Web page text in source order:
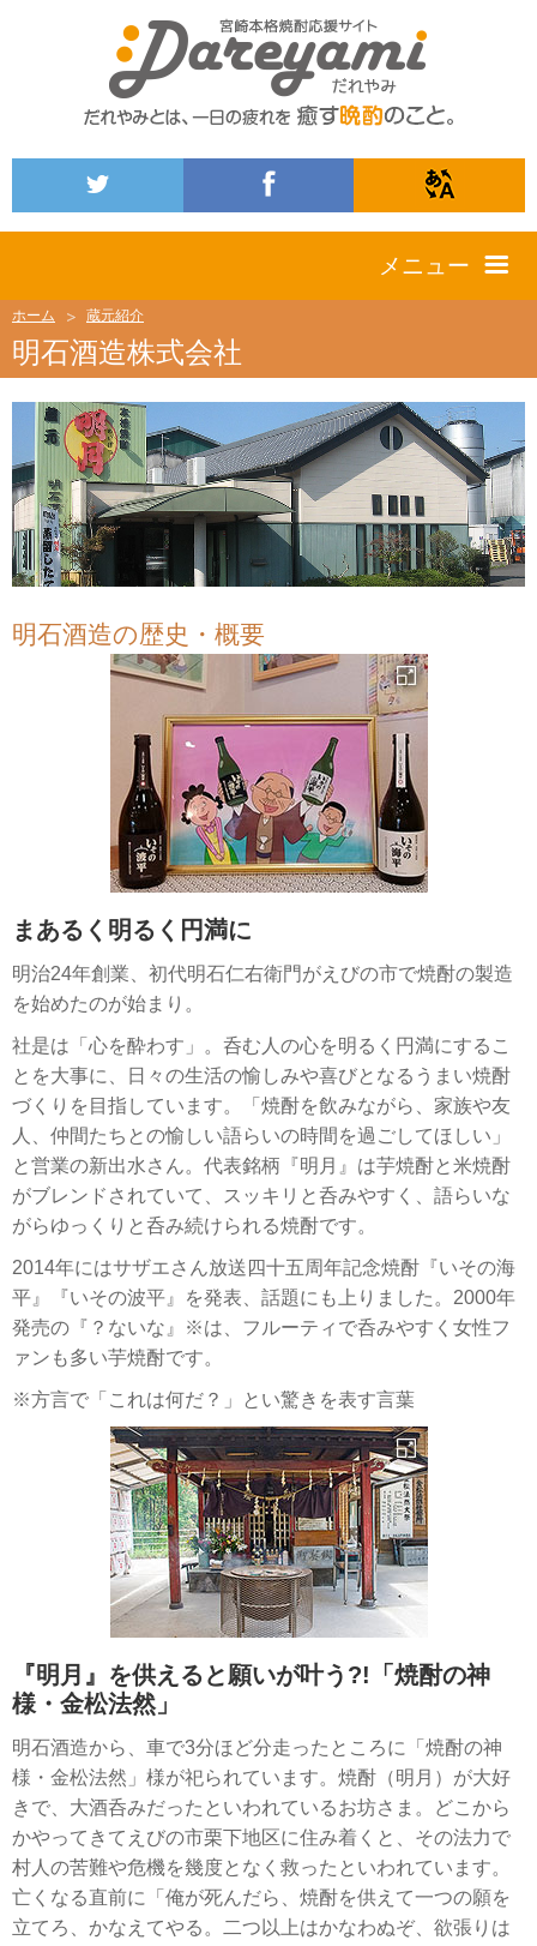
メニュー
ホーム 蔵元紹介
明石酒造株式会社
明石酒造の歴史・概要
まあるく明るく円満に
明治24年創業、初代明石仁右衛門がえびの市で焼酎の製造
を始めたのが始まり。
社是は「心を酔わす」。呑む人の心を明るく円満にするこ
とを大事に、日々の生活の愉しみや喜びとなるうまい焼酎
づくりを目指しています。「焼酎を飲みながら、家族や友
人、仲間たちとの愉しい語らいの時間を過ごしてほしい」
と営業の新出水さん。代表銘柄『明月』は芋焼酎と米焼酎
がブレンドされていて、スッキリと呑みやすく、語らいな
がらゆっくりと呑み続けられる焼酎です。
2014年にはサザエさん放送四十五周年記念焼酎『いその海
平』『いその波平』を発表、話題にも上りました。2000年
発売の『？ないな』※は、フルーティで呑みやすく女性フ
ァンも多い芋焼酎です。
※方言で「これは何だ？」とい驚きを表す言葉
『明月』を供えると願いが叶う?!「焼酎の神
様・金松法然」
明石酒造から、車で3分ほど分走ったところに「焼酎の神
様・金松法然」様が祀られています。焼酎（明月）が大好
きで、大酒呑みだったといわれているお坊さま。どこから
かやってきてえびの市栗下地区に住み着くと、その法力で
村人の苦難や危機を幾度となく救ったといわれています。
亡くなる直前に「俺が死んだら、焼酎を供えて一つの願を
立てろ、かなえてやる。二つ以上はかなわぬぞ、欲張りは